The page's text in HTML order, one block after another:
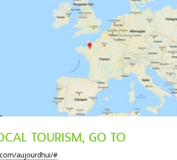
TOURISM, GO TO
aujourdhui/#